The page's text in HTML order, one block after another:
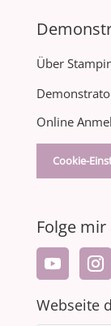
Über
Online
Cookie-
Folge
Webseite